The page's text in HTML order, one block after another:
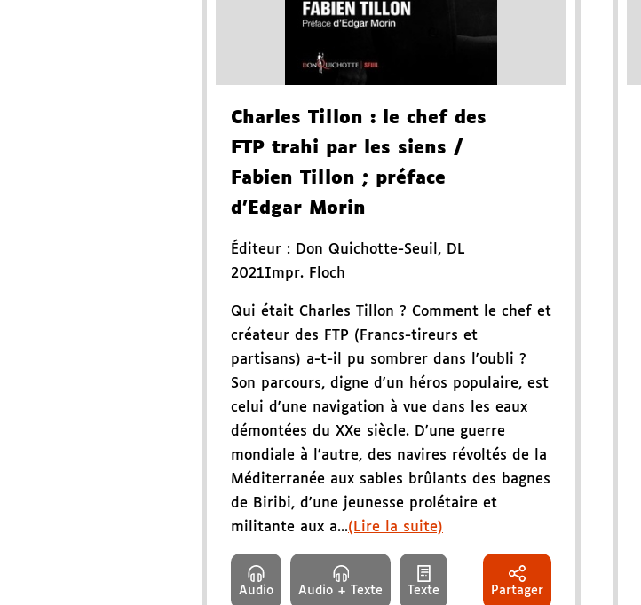
Charles Tillon : le chef des
FTP trahi par les siens /
Fabien Tillon ; préface
d'Edgar Morin
Éditeur : Don Quichotte-Seuil , DL
2021Impr. Floch
Qui était Charles Tillon ? Comment le chef et
créateur des FTP (Francs-tireurs et
partisans) a-t-il pu sombrer dans l'oubli ?
Son parcours, digne d'un héros populaire, est
celui d'une navigation à vue dans les eaux
démontées du XXe siècle. D'une guerre
mondiale à l'autre, des navires révoltés de la
Méditerranée aux sables brûlants des bagnes
de Biribi, d'une jeunesse prolétaire et
militante aux a...(Lire la suite)
Audio Audio + Texte Texte Partager